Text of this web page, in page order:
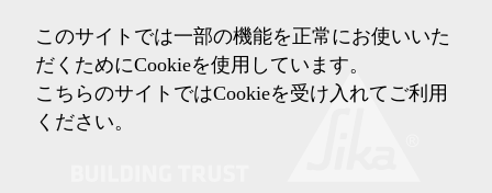
このサイトでは一部の機能を正常にお使いいた
だくためにCookieを使用しています。
こちらのサイトではCookieを受け入れてご利用
ください。